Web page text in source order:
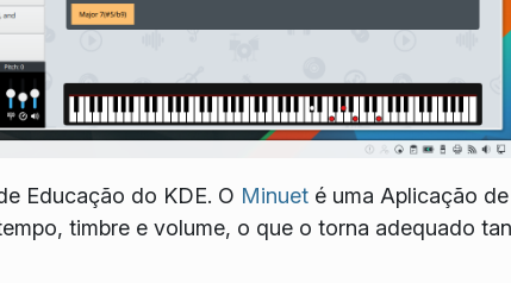
Educação do KDE. O Minueté uma Aplicação
timbre e volume, o que o torna adequado